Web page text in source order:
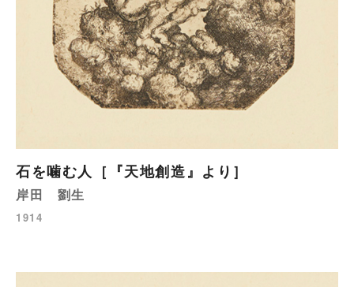
石を噛む人［『天地創造』より］
岸田 劉生
1914